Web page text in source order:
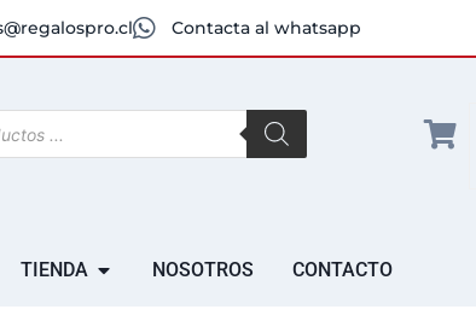
Contacta al whatsapp
TIENDA NOSOTROS CONTACTO